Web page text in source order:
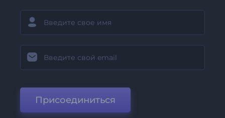
Присоединиться